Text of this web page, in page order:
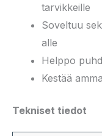
tarvikkeille
Soveltuu
alle
Helppo
Kestää
Tekniset tiedot